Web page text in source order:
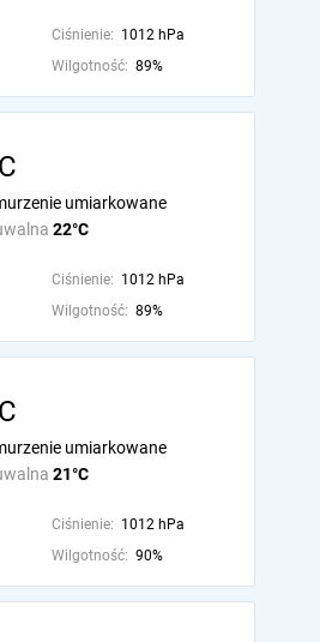
Ciśnienie: 1012 hPa
Wilgotność: 89%
22°C
umiarkowane
Ciśnienie: 1012 hPa
Wilgotność: 89%
21°C
umiarkowane
Ciśnienie: 1012 hPa
Wilgotność: 90%